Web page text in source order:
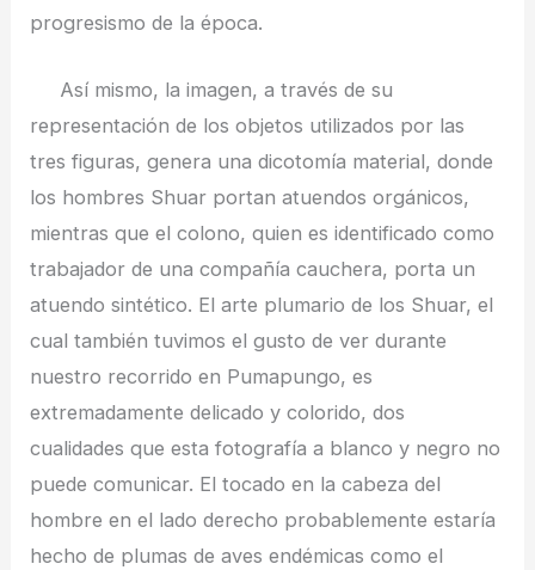
progresismo de la época.
Así mismo, la imagen, a través de su
representación de los objetos utilizados por las
tres figuras, genera una dicotomía material, donde
los hombres Shuar portan atuendos orgánicos,
mientras que el colono, quien es identificado como
trabajador de una compañía cauchera, porta un
atuendo sintético. El arte plumario de los Shuar, el
cual también tuvimos el gusto de ver durante
nuestro recorrido en Pumapungo, es
extremadamente delicado y colorido, dos
cualidades que esta fotografía a blanco y negro no
puede comunicar. El tocado en la cabeza del
hombre en el lado derecho probablemente estaría
hecho de plumas de aves endémicas como el